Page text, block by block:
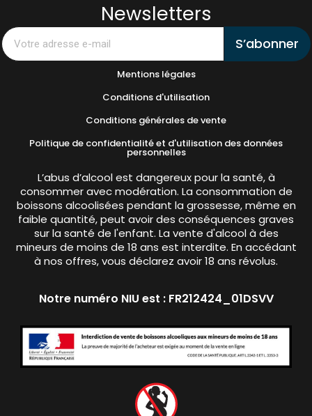
Newsletters
S’abonner
Mentions légales
Conditions d'utilisation
Conditions générales de vente
Politique de confidentialité et d'utilisation des données
personnelles
L’abus d’alcool est dangereux pour la santé, à
consommer avec modération. La consommation de
boissons alcoolisées pendant la grossesse, même en
faible quantité, peut avoir des conséquences graves
sur la santé de l'enfant. La vente d'alcool à des
mineurs de moins de 18 ans est interdite. En accédant
à nos offres, vous déclarez avoir 18 ans révolus.
Notre numéro NIU est : FR212424_01DSVV